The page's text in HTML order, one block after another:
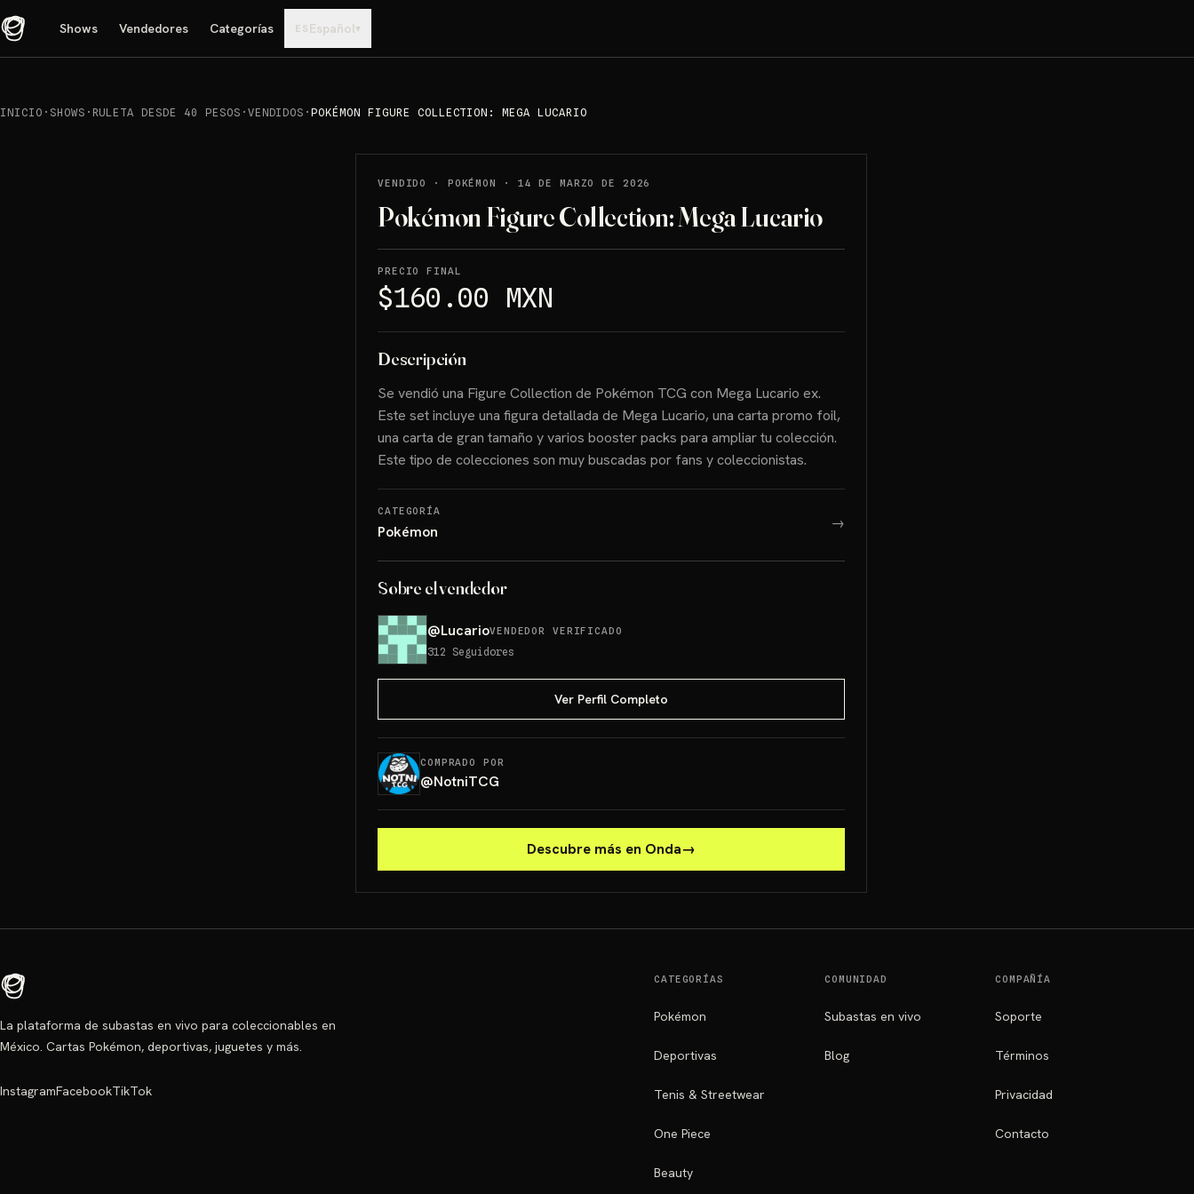
Shows Vendedores Categorías ES Español▾
INICIO · SHOWS · RULETA DESDE 40 PESOS · VENDIDOS ·POKÉMON FIGURE COLLECTION: MEGA LUCARIO
VENDIDO · POKÉMON · 14 DE MARZO DE 2026
Pokémon Figure Collection: Mega Lucario
PRECIO FINAL
$160.00 MXN
Descripción
Se vendió una Figure Collection de Pokémon TCG con Mega Lucario ex.
Este set incluye una figura detallada de Mega Lucario, una carta promo foil,
una carta de gran tamaño y varios booster packs para ampliar tu colección.
Este tipo de colecciones son muy buscadas por fans y coleccionistas.
CATEGORÍA
Pokémon →
Sobre el vendedor
@LucarioVENDEDOR VERIFICADO
312 Seguidores
Ver Perfil Completo
COMPRADO POR
@NotniTCG
Descubre más en Onda→
La plataforma de subastas en vivo para coleccionables en
México. Cartas Pokémon, deportivas, juguetes y más.
InstagramFacebookTikTok
CATEGORÍAS
Pokémon
Deportivas
Tenis & Streetwear
One Piece
Beauty
COMUNIDAD
Subastas en vivo
Blog
COMPAÑÍA
Soporte
Términos
Privacidad
Contacto